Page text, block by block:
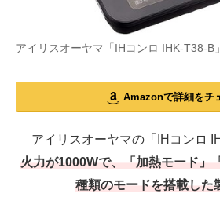
アイリスオーヤマ「IHコンロ IHK-T38-B
Amazonで詳細をチ
アイリスオーヤマの「IHコンロ
火力が1000Wで、「加熱モード」
種類のモードを搭載した